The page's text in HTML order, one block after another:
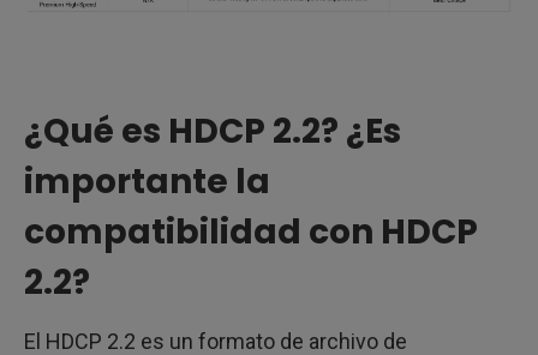
¿Qué es HDCP 2.2? ¿Es
importante la
compatibilidad con HDCP
2.2?
El HDCP 2.2 es un formato de archivo de